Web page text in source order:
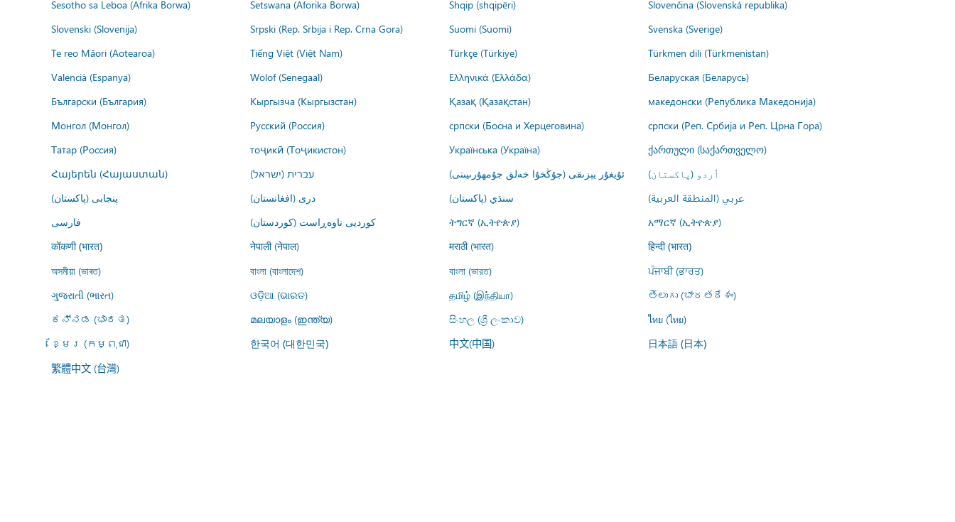
Sesotho sa Leboa (Afrika Borwa)
Setswana (Aforika Borwa) Shqip (shqipëri)
Slovenčina (Slovenská republika)
Slovenski (Slovenija)
Srpski (Rep. Srbija i Rep. Crna Gora) Suomi (Suomi)
Svenska (Sverige)
Te reo Māori (Aotearoa)
Tiếng Việt (Việt Nam) Türkçe (Türkiye)
Türkmen dili (Türkmenistan)
Valencià (Espanya)
Wolof (Senegaal) Ελληνικά (Ελλάδα)
Беларуская (Беларусь)
Български (България)
Кыргызча (Кыргызстан) Қазақ (Қазақстан)
македонски (Република Македонија)
Монгол (Монгол)
Русский (Россия) српски (Босна и Херцеговина)
српски (Реп. Србија и Реп. Црна Гора)
Татар (Россия)
тоҷикӣ (Тоҷикистон) Українська (Україна)
ქართული (საქართველო)
Հայերեն (Հայաստան)
עברית (ישראל) ئۇيغۇر يېزىقى (جۇڭخۇا خەلق جۇمھۇرىيىتى)
اُردو (پاکستان)
پنجابی (پاکستان)
درى (افغانستان) سنڌي (پاکستان)
عربي (المنطقة العربية)
فارسى
کوردیی ناوەڕاست (کوردستان) ትግርኛ (ኢትዮጵያ) አማርኛ (ኢትዮጵያ)
कोंकणी (भारत) नेपाली (नेपाल) मराठी (भारत) हिन्दी (भारत)
অসমীয়া (ভাৰত) বাংলা (বাংলাদেশ) বাংলা (ভারত)
ਪੰਜਾਬੀ (ਭਾਰਤ)
ગુજરાતી (ભારત)
ଓଡ଼ିଆ (ଭାରତ) தமிழ் (இந்தியா)
తెలుగు (భారతదేశం)
ಕನ್ನಡ (ಭಾರತ)
മലയാളം (ഇന്ത്യ) සිංහල (ශ්‍රී ලංකාව)
ไทย (ไทย)
ខ្មែរ (កម្ពុជា)
한국어 (대한민국) 中文(中国) 日本語 (日本)
繁體中文 (台灣)